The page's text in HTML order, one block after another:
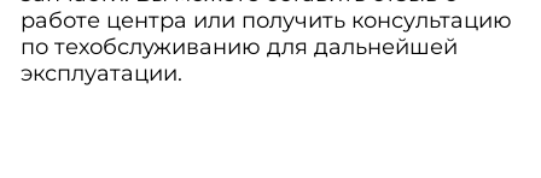
работе центра или получить консультацию
по техобслуживанию для дальнейшей
эксплуатации.